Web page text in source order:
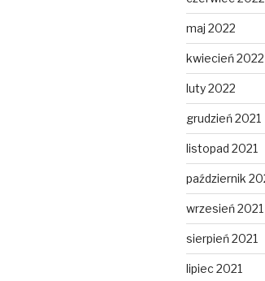
maj 2022
kwiecień 2022
luty 2022
grudzień 2021
listopad 2021
październik
wrzesień 2021
sierpień 2021
lipiec 2021